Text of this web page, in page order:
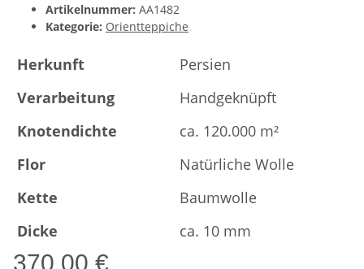
Artikelnummer: AA1482
Kategorie: Orientteppiche
Herkunft
Persien
Verarbeitung
Handgeknüpft
Knotendichte
ca. 120.000 m²
Flor
Natürliche Wolle
Kette
Baumwolle
Dicke
ca. 10 mm
370,00 €